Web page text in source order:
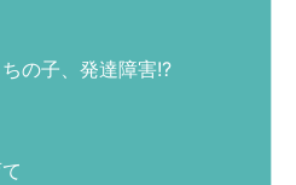
の子、発達障害!?